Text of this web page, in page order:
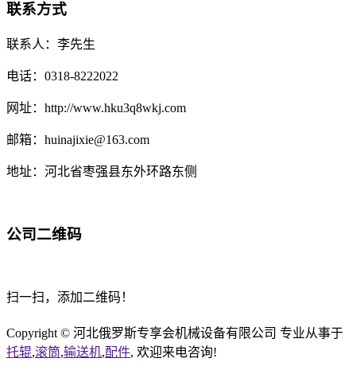
联系方式
联系人：李先生
电话：0318-8222022
网址：http://www.hku3q8wkj.com
邮箱：huinajixie@163.com
地址：河北省枣强县东外环路东侧
公司二维码
扫一扫，添加二维码！
Copyright © 河北俄罗斯专享会机械设备有限公司 专业从事于
托辊,滚筒,输送机,配件, 欢迎来电咨询!